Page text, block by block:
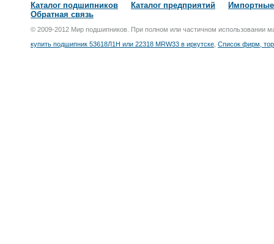
Каталог подшипников Каталог предприятий
Обратная связь
© 2009-2012 Мир подшипников. При полном или частичном использовании
купить подшипник 53618Л1Н или 22318 MRW33 в иркутске Список фирм,